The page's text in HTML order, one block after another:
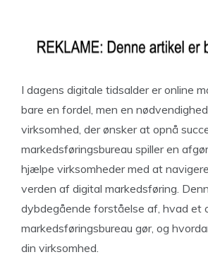
I dagens digitale tidsalder er online
bare en fordel, men en
virksomhed, der ønsker at opnå
markedsføringsbureau spiller en
hjælpe virksomheder med at
verden af digital markedsføring.
dybdegående forståelse af, hvad et
markedsføringsbureau gør, og
din virksomhed.